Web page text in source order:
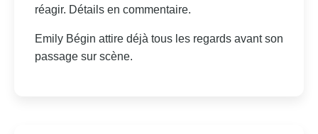
réagir. Détails en commentaire.
Emily Bégin attire déjà tous les regards avant son
passage sur scène.